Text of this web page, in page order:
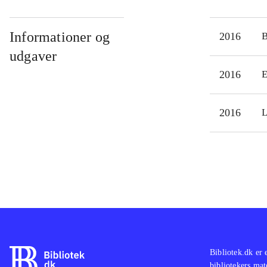
Her
Informationer og
udgaver
2016
2016
2016
Bibliotek.dk er